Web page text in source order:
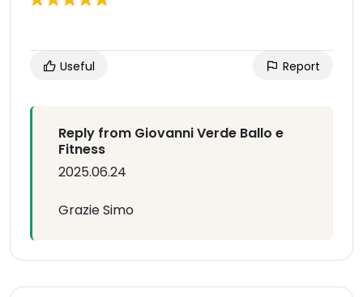
Useful Report
Reply from Giovanni Verde Ballo e
Fitness
2025.06.24
Grazie Simo